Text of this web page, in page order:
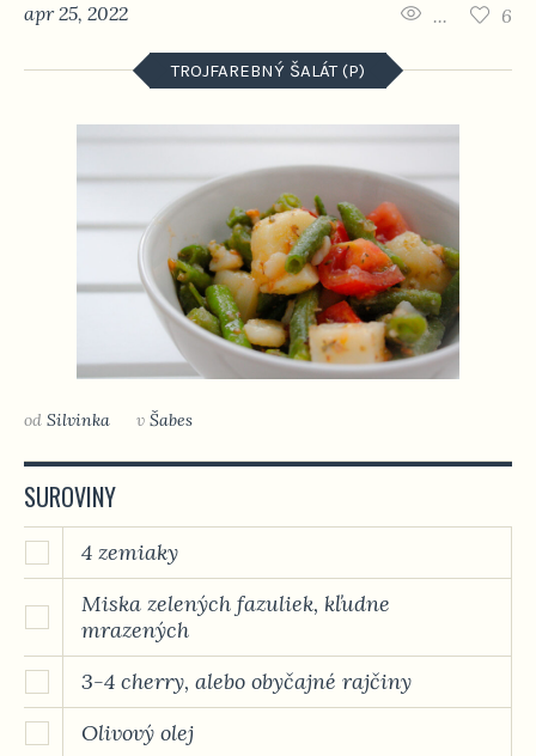
apr 25, 2022 6
...
TROJFAREBNÝ ŠALÁT (P)
od Silvinka v Šabes
SUROVINY
4 zemiaky
Miska zelených fazuliek, kľudne
mrazených
3-4 cherry, alebo obyčajné rajčiny
Olivový olej